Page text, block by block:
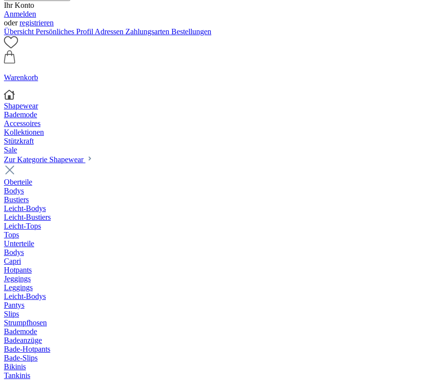
Ihr Konto
Anmelden
oderregistrieren
Übersicht Persönliches Profil Adressen Zahlungsarten Bestellungen
Warenkorb
Shapewear
Bademode
Accessoires
Kollektionen
Stützkraft
Sale
Zur Kategorie Shapewear
Oberteile
Bodys
Bustiers
Leicht-Bodys
Leicht-Bustiers
Leicht-Tops
Tops
Unterteile
Bodys
Capri
Hotpants
Jeggings
Leggings
Leicht-Bodys
Pantys
Slips
Strumpfhosen
Bademode
Badeanzüge
Bade-Hotpants
Bade-Slips
Bikinis
Tankinis